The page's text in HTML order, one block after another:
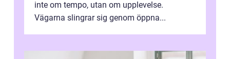
inte om tempo, utan om upplevelse.
Vägarna slingrar sig genom öppna...